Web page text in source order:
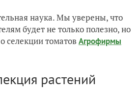
наука. Мы уверены, что
будет не только полезно, но
селекции томатовАгрофирмы
растений